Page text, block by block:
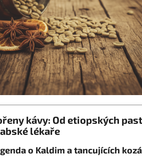
kávy: Od etiopských
lékaře
o Kaldim a tancujících